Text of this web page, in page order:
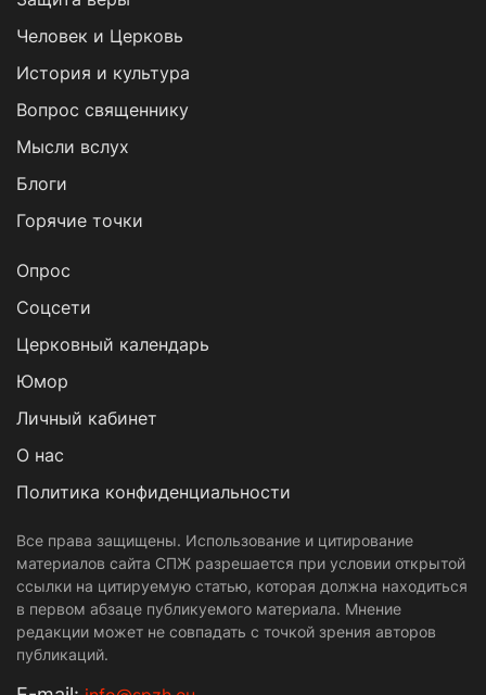
Человек и Церковь
История и культура
Вопрос священнику
Мысли вслух
Блоги
Горячие точки
Опрос
Cоцсети
Церковный календарь
Юмор
Личный кабинет
О нас
Политика конфиденциальности
Все права защищены. Использование и цитирование
материалов сайта СПЖ разрешается при условии открытой
ссылки на цитируемую статью, которая должна находиться
в первом абзаце публикуемого материала. Мнение
редакции может не совпадать с точкой зрения авторов
публикаций.